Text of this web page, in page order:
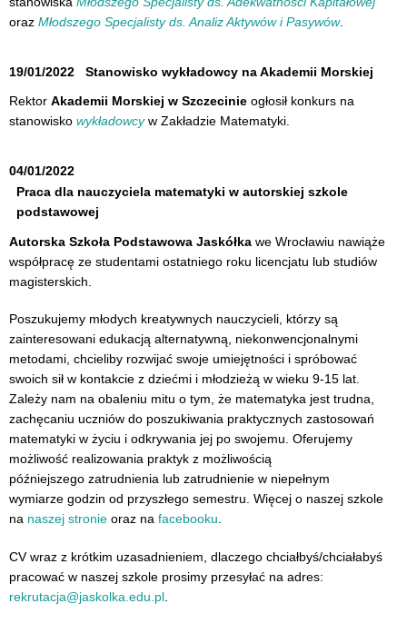
oraz Młodszego Specjalisty ds. Analiz Aktywów i Pasywów.
19/01/2022 Stanowisko wykładowcy na Akademii Morskiej
Rektor Akademii Morskiej w Szczecinie ogłosił konkurs na
stanowisko wykładowcyw Zakładzie Matematyki.
04/01/2022
Praca dla nauczyciela matematyki w autorskiej szkole
podstawowej
Autorska Szkoła Podstawowa Jaskółka we Wrocławiu nawiąże
współpracę ze studentami ostatniego roku licencjatu lub studiów
magisterskich.
Poszukujemy młodych kreatywnych nauczycieli, którzy są
zainteresowani edukacją alternatywną, niekonwencjonalnymi
metodami, chcieliby rozwijać swoje umiejętności i spróbować
swoich sił w kontakcie z dziećmi i młodzieżą w wieku 9-15 lat.
Zależy nam na obaleniu mitu o tym, że matematyka jest trudna,
zachęcaniu uczniów do poszukiwania praktycznych zastosowań
matematyki w życiu i odkrywania jej po swojemu. Oferujemy
możliwość realizowania praktyk z możliwością
późniejszego zatrudnienia lub zatrudnienie w niepełnym
wymiarze godzin od przyszłego semestru. Więcej o naszej szkole
na naszej stronie oraz na facebooku.
CV wraz z krótkim uzasadnieniem, dlaczego chciałbyś/chciałabyś
pracować w naszej szkole prosimy przesyłać na adres:
rekrutacja@jaskolka.edu.pl